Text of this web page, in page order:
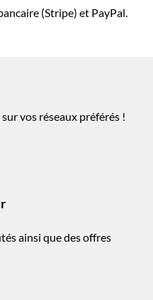
(Stripe) et PayPal.
vos réseaux préférés !
ainsi que des offres